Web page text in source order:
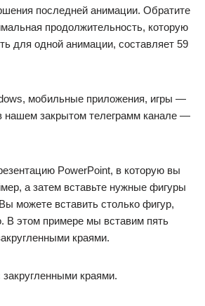
последней анимации. Обратите
продолжительность, которую
для одной анимации, составляет 59
мобильные приложения, игры —
закрытом телеграмм канале —
PowerPoint, в которую вы
а затем вставьте нужные фигуры
можете вставить столько фигур,
В этом примере мы вставим пять
краями.